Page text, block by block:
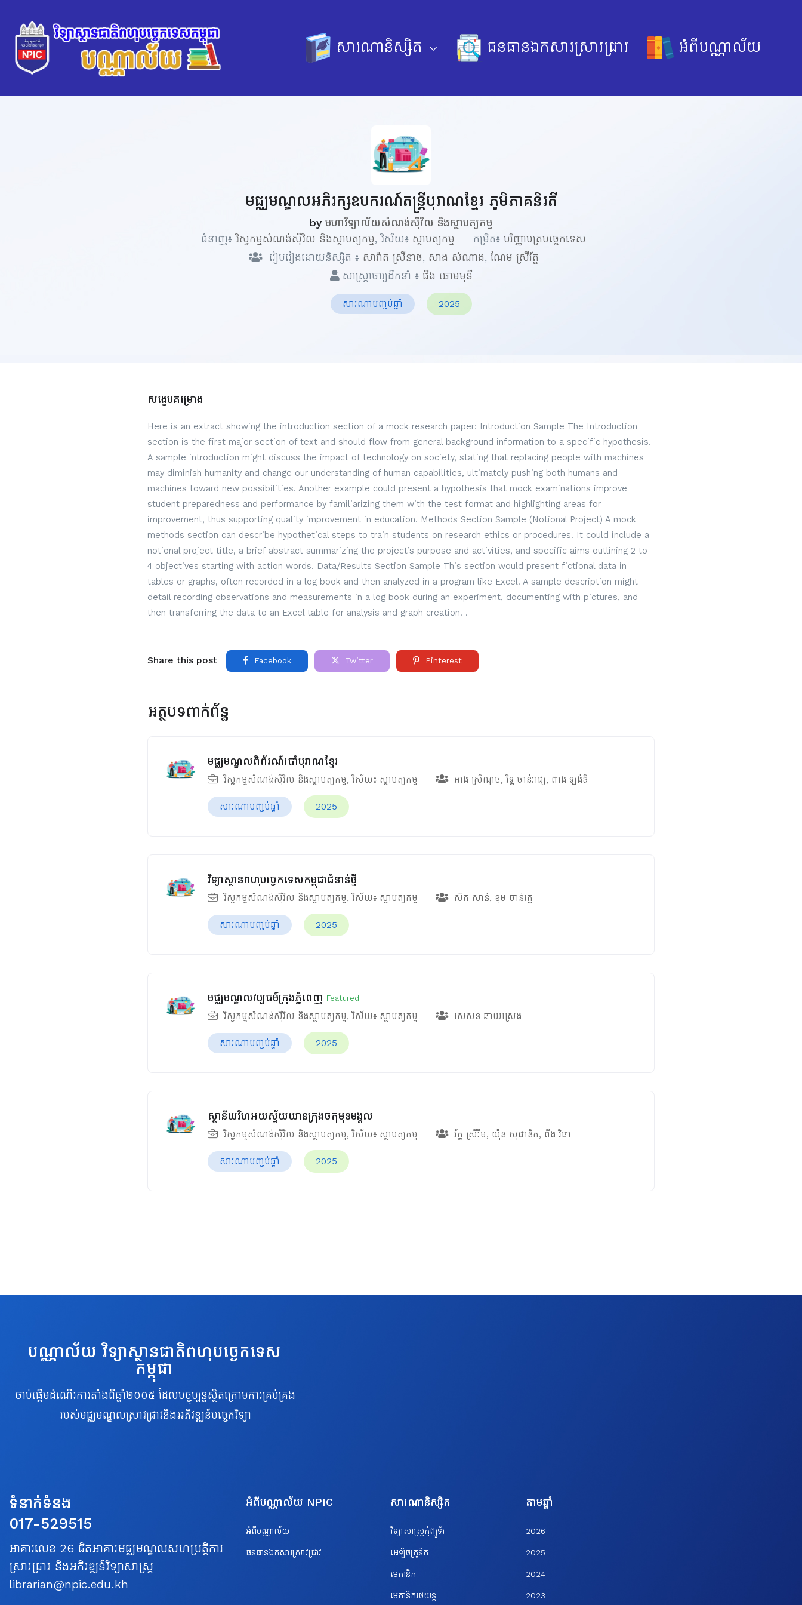
សារណានិស្សិត ធនធានឯកសារស្រាវជ្រាវ អំពីបណ្ណាល័យ
មជ្ឈមណ្ឌលអភិរក្សឧបករណ៍តន្រ្តីបុរាណខ្មែរ ភូមិភាគនិរតី
by មហាវិទ្យាល័យសំណង់ស៊ីវិល និងស្ថាបត្យកម្ម
ជំនាញ៖វិស្វកម្មសំណង់ស៊ីវិល និងស្ថាបត្យកម្ម, វិស័យ៖ ស្ថាបត្យកម្ម កម្រិត៖ បរិញ្ញាបត្របច្ចេកទេស
រៀបរៀងដោយនិស្សិត ៖ សារ៉ាត ស្រីនាថ, សាង សំណាង, ណែម ស្រីរ័ត្ន
សាស្ត្រាចារ្យដឹកនាំ ៖ ជីង ឆោមមុនី
សារណាបញ្ចប់ឆ្នាំ 2025
សង្ខេបគម្រោង
Here is an extract showing the introduction section of a mock research paper: Introduction Sample The Introduction
section is the first major section of text and should flow from general background information to a specific hypothesis.
A sample introduction might discuss the impact of technology on society, stating that replacing people with machines
may diminish humanity and change our understanding of human capabilities, ultimately pushing both humans and
machines toward new possibilities. Another example could present a hypothesis that mock examinations improve
student preparedness and performance by familiarizing them with the test format and highlighting areas for
improvement, thus supporting quality improvement in education. Methods Section Sample (Notional Project) A mock
methods section can describe hypothetical steps to train students on research ethics or procedures. It could include a
notional project title, a brief abstract summarizing the project’s purpose and activities, and specific aims outlining 2 to
4 objectives starting with action words. Data/Results Section Sample This section would present fictional data in
tables or graphs, often recorded in a log book and then analyzed in a program like Excel. A sample description might
detail recording observations and measurements in a log book during an experiment, documenting with pictures, and
then transferring the data to an Excel table for analysis and graph creation. .
Share this post Facebook Twitter Pinterest
អត្ថបទពាក់ព័ន្ធ
មជ្ឈមណ្ឌលពិព័រណ៍របាំបុរាណខ្មែរ
វិស្វកម្មសំណង់ស៊ីវិល និងស្ថាបត្យកម្ម, វិស័យ៖ ស្ថាបត្យកម្ម អាង ស្រីណុច,រិទ្ធ ចាន់រាជ្យ, ពាង ឡង់ឌី
សារណាបញ្ចប់ឆ្នាំ 2025
វិទ្យាស្ថានពហុបច្ចេកទេសកម្ពុជាជំនាន់ថ្មី
វិស្វកម្មសំណង់ស៊ីវិល និងស្ថាបត្យកម្ម, វិស័យ៖ ស្ថាបត្យកម្ម ស៊ត សាន់, ខុម ចាន់រត្ឋ
សារណាបញ្ចប់ឆ្នាំ 2025
មជ្ឈមណ្ឌលវប្បធម៌ក្រុងភ្នំពេញ Featured
វិស្វកម្មសំណង់ស៊ីវិល និងស្ថាបត្យកម្ម, វិស័យ៖ ស្ថាបត្យកម្ម សេសន ឆាយស្រេង
សារណាបញ្ចប់ឆ្នាំ 2025
ស្ថានីយវិហអយស្ម័យយានក្រុងចតុមុខមង្គល
វិស្វកម្មសំណង់ស៊ីវិល និងស្ថាបត្យកម្ម, វិស័យ៖ ស្ថាបត្យកម្ម រ័ត្ន ស្រីរីម, យ៉ុន សុផានិត, ពឹង វិផា
សារណាបញ្ចប់ឆ្នាំ 2025
បណ្ណាល័យ វិទ្យាស្ថានជាតិពហុបច្ចេកទេស
កម្ពុជា
ចាប់ផ្តើមដំណើរការតាំងពីឆ្នាំ២០០៥ ដែលបច្ចុប្បន្នស្ថិតក្រោមការគ្រប់គ្រង
របស់មជ្ឈមណ្ឌលស្រាវជ្រាវនិងអភិវឌ្ឍន៍បច្ចេកវិទ្យា
ទំនាក់ទំនង
017-529515
អាគារលេខ 26 ជិតអាគារមជ្ឈមណ្ឌលសហប្រត្តិការ
ស្រាវជ្រាវ និងអភិវឌ្ឍន៍វិទ្យាសាស្ត្រ
librarian@npic.edu.kh
អំពីបណ្ណាល័យ NPIC
អំពីបណ្ណាល័យ
ធនធានឯកសារស្រាវជ្រាវ
សារណានិស្សិត
វិទ្យាសាស្ត្រកុំព្យូទ័រ
អេឡិចត្រូនិក
មេកានិក
មេកានិករថយន្ត
តាមឆ្នាំ
2026
2025
2024
2023